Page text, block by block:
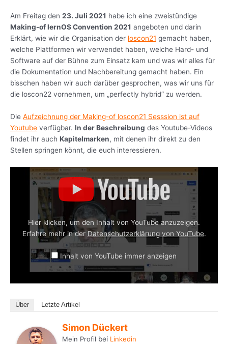
Am Freitag den 23. Juli 2021 habe ich eine zweistündige
Making-of lernOS Convention 2021 angeboten und darin
Erklärt, wie wir die Organisation der loscon21 gemacht haben,
welche Plattformen wir verwendet haben, welche Hard- und
Software auf der Bühne zum Einsatz kam und was wir alles für
die Dokumentation und Nachbereitung gemacht haben. Ein
bisschen haben wir auch darüber gesprochen, was wir uns für
die loscon22 vornehmen, um „perfectly hybrid“ zu werden.
Die Aufzeichnung der Making-of loscon21 Sesssion ist auf
Youtube verfügbar. In der Beschreibung des Youtube-Videos
findet ihr auch Kapitelmarken, mit denen ihr direkt zu den
Stellen springen könnt, die euch interessieren.
„Making-of lernOS Convention 2021“ von YouTube anzeigen
Hier klicken, um den Inhalt von YouTube anzuzeigen.
Erfahre mehr in der Datenschutzerklärung von YouTube.
Inhalt von YouTube immer anzeigen
Über Letzte Artikel
Simon Dückert
Mein Profil bei Linkedin